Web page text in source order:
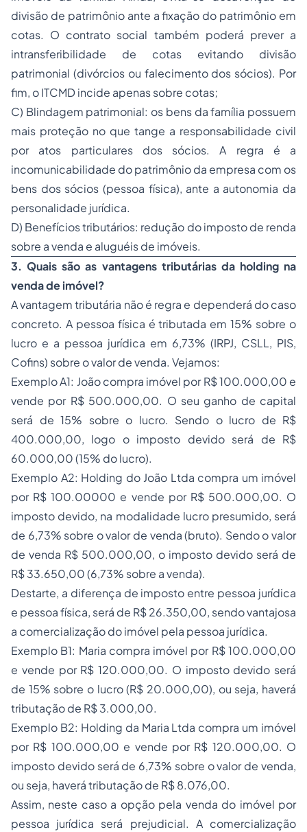
divisão de patrimônio ante a fixação do patrimônio em
cotas. O contrato social também poderá prever a
intransferibilidade de cotas evitando divisão
patrimonial (divórcios ou falecimento dos sócios). Por
fim, o ITCMD incide apenas sobre cotas;
C) Blindagem patrimonial: os bens da família possuem
mais proteção no que tange a responsabilidade civil
por atos particulares dos sócios. A regra é a
incomunicabilidade do patrimônio da empresa com os
bens dos sócios (pessoa física), ante a autonomia da
personalidade jurídica.
D) Benefícios tributários: redução do imposto de renda
sobre a venda e aluguéis de imóveis.
3. Quais são as vantagens tributárias da holding na
venda de imóvel?
A vantagem tributária não é regra e dependerá do caso
concreto. A pessoa física é tributada em 15% sobre o
lucro e a pessoa jurídica em 6,73% (IRPJ, CSLL, PIS,
Cofins) sobre o valor de venda. Vejamos:
Exemplo A1: João compra imóvel por R$ 100.000,00 e
vende por R$ 500.000,00. O seu ganho de capital
será de 15% sobre o lucro. Sendo o lucro de R$
400.000,00, logo o imposto devido será de R$
60.000,00 (15% do lucro).
Exemplo A2: Holding do João Ltda compra um imóvel
por R$ 100.00000 e vende por R$ 500.000,00. O
imposto devido, na modalidade lucro presumido, será
de 6,73% sobre o valor de venda (bruto). Sendo o valor
de venda R$ 500.000,00, o imposto devido será de
R$ 33.650,00 (6,73% sobre a venda).
Destarte, a diferença de imposto entre pessoa jurídica
e pessoa física, será de R$ 26.350,00, sendo vantajosa
a comercialização do imóvel pela pessoa jurídica.
Exemplo B1: Maria compra imóvel por R$ 100.000,00
e vende por R$ 120.000,00. O imposto devido será
de 15% sobre o lucro (R$ 20.000,00), ou seja, haverá
tributação de R$ 3.000,00.
Exemplo B2: Holding da Maria Ltda compra um imóvel
por R$ 100.000,00 e vende por R$ 120.000,00. O
imposto devido será de 6,73% sobre o valor de venda,
ou seja, haverá tributação de R$ 8.076,00.
Assim, neste caso a opção pela venda do imóvel por
pessoa jurídica será prejudicial. A comercialização